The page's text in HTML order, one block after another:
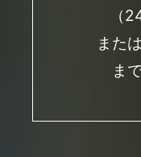
（
または
ま